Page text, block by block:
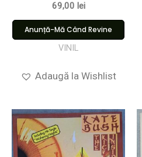
69,00 lei
Anunță-Mă Când Revine
VINIL
Adaugă la Wishlist